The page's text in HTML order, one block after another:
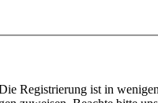
Registrierung ist in